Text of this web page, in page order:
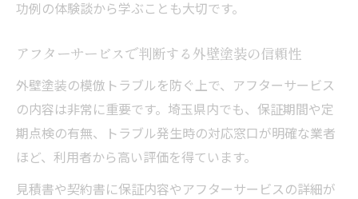
功例の体験談から学ぶことも大切です。
アフターサービスで判断する外壁塗装の信頼性
外壁塗装の模倣トラブルを防ぐ上で、アフターサービス
の内容は非常に重要です。埼玉県内でも、保証期間や定
期点検の有無、トラブル発生時の対応窓口が明確な業者
ほど、利用者から高い評価を得ています。
見積書や契約書に保証内容やアフターサービスの詳細が